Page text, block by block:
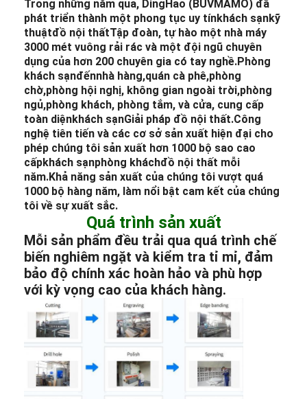
Trong những năm qua, DingHao (BUVMAMO) đã
phát triển thành một phong tục uy tínkhách sạnkỹ
thuậtđồ nội thấtTập đoàn, tự hào một nhà máy
3000 mét vuông rải rác và một đội ngũ chuyên
dụng của hơn 200 chuyên gia có tay nghề.Phòng
khách sạnđếnnhà hàng,quán cà phê,phòng
chờ,phòng hội nghị, không gian ngoài trời,phòng
ngủ,phòng khách, phòng tắm, và cửa, cung cấp
toàn diệnkhách sạnGiải pháp đồ nội thất.Công
nghệ tiên tiến và các cơ sở sản xuất hiện đại cho
phép chúng tôi sản xuất hơn 1000 bộ sao cao
cấpkhách sạnphòng kháchđồ nội thất mỗi
năm.Khả năng sản xuất của chúng tôi vượt quá
1000 bộ hàng năm, làm nổi bật cam kết của chúng
tôi về sự xuất sắc.
Quá trình sản xuất
Mỗi sản phẩm đều trải qua quá trình chế
biến nghiêm ngặt và kiểm tra tỉ mỉ, đảm
bảo độ chính xác hoàn hảo và phù hợp
với kỳ vọng cao của khách hàng.